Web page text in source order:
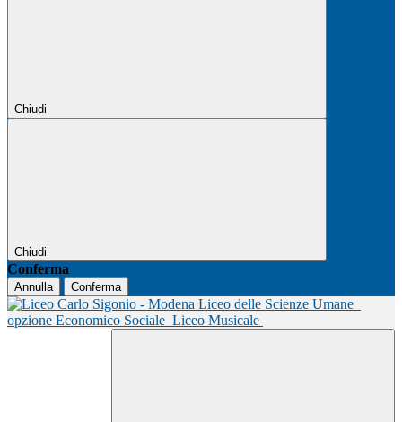
Chiudi
Chiudi
Conferma
Annulla Conferma
Liceo delle Scienze Umane
opzione Economico Sociale Liceo Musicale